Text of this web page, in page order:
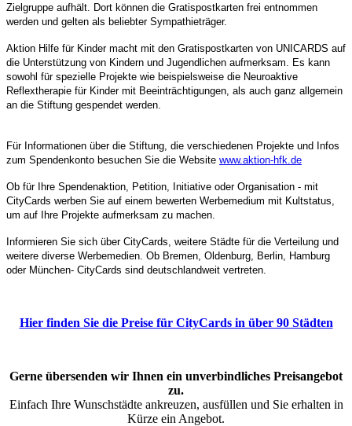
Zielgruppe aufhält. Dort können die Gratispostkarten frei entnommen
werden und gelten als beliebter Sympathieträger.
Aktion Hilfe für Kinder macht mit den Gratispostkarten von UNICARDS auf
die Unterstützung von Kindern und Jugendlichen aufmerksam. Es kann
sowohl für spezielle Projekte wie beispielsweise die Neuroaktive
Reflextherapie für Kinder mit Beeinträchtigungen, als auch ganz allgemein
an die Stiftung gespendet werden.
Für Informationen über die Stiftung, die verschiedenen Projekte und Infos
zum Spendenkonto besuchen Sie die Website www.aktion-hfk.de
Ob für Ihre Spendenaktion, Petition, Initiative oder Organisation - mit
CityCards werben Sie auf einem bewerten Werbemedium mit Kultstatus,
um auf Ihre Projekte aufmerksam zu machen.
Informieren Sie sich über CityCards, weitere Städte für die Verteilung und
weitere diverse Werbemedien. Ob Bremen, Oldenburg, Berlin, Hamburg
oder München- CityCards sind deutschlandweit vertreten.
Hier finden Sie die Preise für CityCards in über 90 Städten
Gerne übersenden wir Ihnen ein unverbindliches Preisangebot
zu.
Einfach Ihre Wunschstädte ankreuzen, ausfüllen und Sie erhalten in
Kürze ein Angebot.